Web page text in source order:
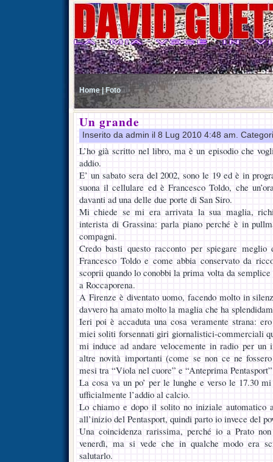
Home | Foto
Un grande
Inserito da admin il 8 Lug 2010 4:48 am.
L’ho già scritto nel libro, ma è un episodio che
addio.
E’ un sabato sera del 2002, sono le 19 ed è in
suona il cellulare ed è Francesco Toldo, che
davanti ad una delle due porte di San Siro.
Mi chiede se mi era arrivata la sua maglia,
interista di Grassina: parla piano perché è in
compagni.
Credo basti questo racconto per spiegare
Francesco Toldo e come abbia conservato da
scoprii quando lo conobbi la prima volta da semplice
a Roccaporena.
A Firenze è diventato uomo, facendo molto in
davvero ha amato molto la maglia che ha
Ieri poi è accaduta una cosa veramente strana:
miei soliti forsennati giri giornalistici-commerciali
mi induce ad andare velocemente in radio per un
altre novità importanti (come se non ce ne
mesi tra “Viola nel cuore” e “Anteprima
La cosa va un po’ per le lunghe e verso le 17.30
ufficialmente l’addio al calcio.
Lo chiamo e dopo il solito no iniziale automatico
all’inizio del Pentasport, quindi parto io invece del
Una coincidenza rarissima, perché io a Prato
venerdì, ma si vede che in qualche modo era
salutarlo.